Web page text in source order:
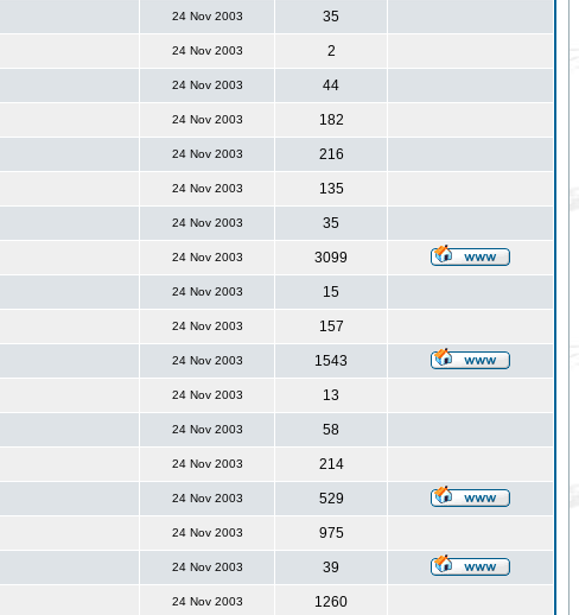
24 Nov 2003 35
24 Nov 2003 2
24 Nov 2003 44
24 Nov 2003 182
24 Nov 2003 216
24 Nov 2003 135
24 Nov 2003 35
24 Nov 2003 3099
24 Nov 2003 15
24 Nov 2003 157
24 Nov 2003 1543
24 Nov 2003 13
24 Nov 2003 58
24 Nov 2003 214
24 Nov 2003 529
24 Nov 2003 975
24 Nov 2003 39
24 Nov 2003 1260